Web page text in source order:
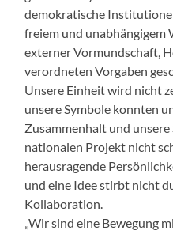
demokratische
freiem und unabhängigem
externer Vormundschaft,
verordneten Vorgaben
Unsere Einheit wird nicht
unsere Symbole konnten
Zusammenhalt und
nationalen Projekt nicht
herausragende
und eine Idee stirbt nicht
Kollaboration.
„Wir sind eine Bewegung